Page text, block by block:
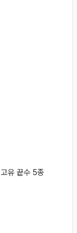
고유 끝수 5종